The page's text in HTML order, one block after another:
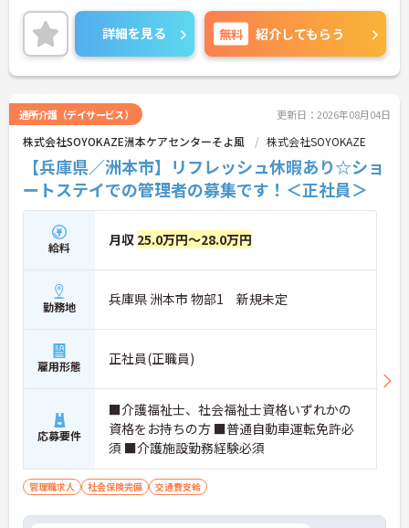
ご興味のある方には、面接対策ポイントなどさらに
詳細をお話いたしますので、お気軽にご相談くださ
い。
詳細を見る 無料 紹介してもらう
通所介護（デイサービス） 更新日：2026年08月04日
株式会社SOYOKAZE洲本ケアセンターそよ風 株式会社SOYOKAZE
【兵庫県／洲本市】リフレッシュ休暇あり☆ショ
ートステイでの管理者の募集です！＜正社員＞
給料 月収 25.0万円～28.0万円
勤務地 兵庫県 洲本市 物部1 新規未定
雇用形態 正社員(正職員)
応募要件
■介護福祉士、社会福祉士資格いずれかの
資格をお持ちの方 ■普通自動車運転免許必
須 ■介護施設勤務経験必須
管理職求人 社会保険完備 交通費支給